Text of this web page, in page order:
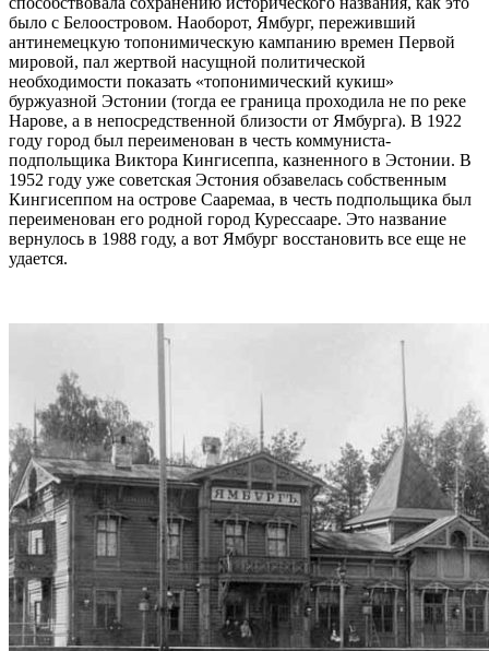
было с Белоостровом. Наоборот, Ямбург, переживший
антинемецкую топонимическую кампанию времен Первой
мировой, пал жертвой насущной политической
необходимости показать «топонимический кукиш»
буржуазной Эстонии (тогда ее граница проходила не по реке
Нарове, а в непосредственной близости от Ямбурга). В 1922
году город был переименован в честь коммуниста-
подпольщика Виктора Кингисеппа, казненного в Эстонии. В
1952 году уже советская Эстония обзавелась собственным
Кингисеппом на острове Сааремаа, в честь подпольщика был
переименован его родной город Курессааре. Это название
вернулось в 1988 году, а вот Ямбург восстановить все еще не
удается.